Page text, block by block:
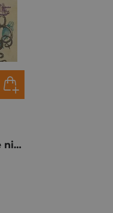
Dlaczego żeglarze nie potrafią pływać oraz inne morskie osobliwości